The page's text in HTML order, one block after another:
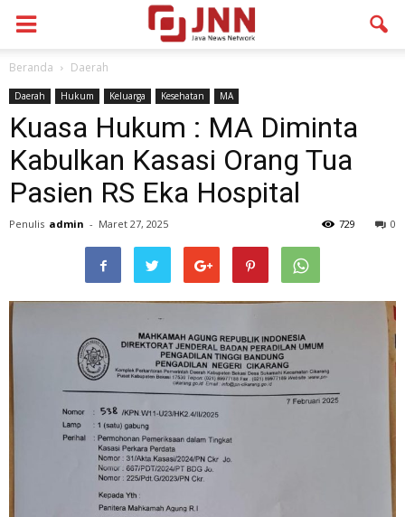
Beranda Daerah
Daerah Hukum Keluarga Kesehatan MA
Kuasa Hukum : MA Diminta
Kabulkan Kasasi Orang Tua
Pasien RS Eka Hospital
Penulis admin - Maret 27, 2025 0
729